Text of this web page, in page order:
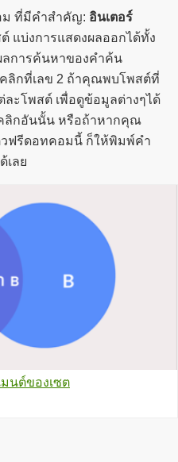
ม ที่มีคำสำคัญ: อินเตอร์
แบ่งการแสดงผลออกได้ทั้ง
การค้นหาของคำค้น
ลิกที่เลข 2 ถ้าคุณพบโพสต์ที่
ะโพสต์ เพื่อดูข้อมูลต่างๆได้
ลิกอันนั้น หรือถ้าหากคุณ
วฟรีดอทคอมนี้ ก็ให้พิมพ์คำ
เลย
นต์ของเซต